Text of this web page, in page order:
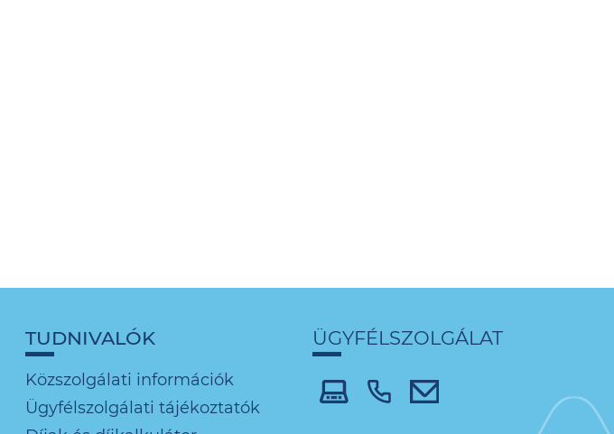
TUDNIVALÓK
Közszolgálati információk
Ügyfélszolgálati tájékoztatók
ÜGYFÉLSZOLGÁLAT